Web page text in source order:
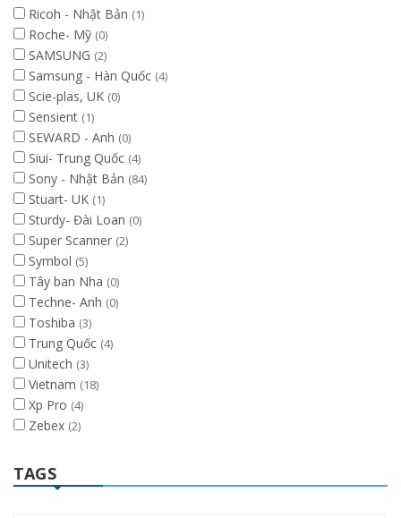
Ricoh - Nhật Bản (1)
Roche- Mỹ (0)
SAMSUNG (2)
Samsung - Hàn Quốc (4)
Scie-plas, UK (0)
Sensient (1)
SEWARD - Anh (0)
Siui- Trung Quốc (4)
Sony - Nhật Bản (84)
Stuart- UK (1)
Sturdy- Đài Loan (0)
Super Scanner (2)
Symbol (5)
Tây ban Nha (0)
Techne- Anh (0)
Toshiba (3)
Trung Quốc (4)
Unitech (3)
Vietnam (18)
Xp Pro (4)
Zebex (2)
TAGS